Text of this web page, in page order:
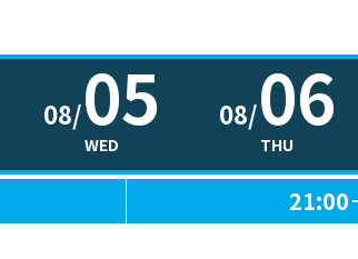
08/05
WED
08/06
THU
21:00